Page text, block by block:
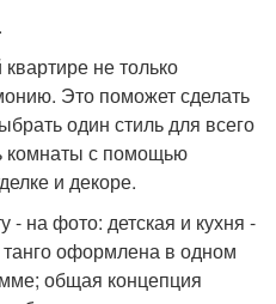
не только
Это поможет сделать
один стиль для всего
комнаты с помощью
и декоре.
- на фото: детская и кухня -
танго оформлена в одном
общая концепция